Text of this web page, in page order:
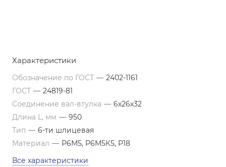
Характеристики
Обозначение по ГОСТ — 2402-1161
ГОСТ — 24819-81
Соединение вал-втулка — 6х26х32
Длина L, мм — 950
Тип — 6-ти шлицевая
Материал — Р6М5, Р6М5К5, Р18
Все характеристики